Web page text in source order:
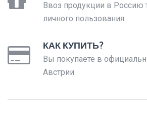
Ввоз продукции в Россию
личного пользования
КАК КУПИТЬ?
Вы покупаете в
Австрии